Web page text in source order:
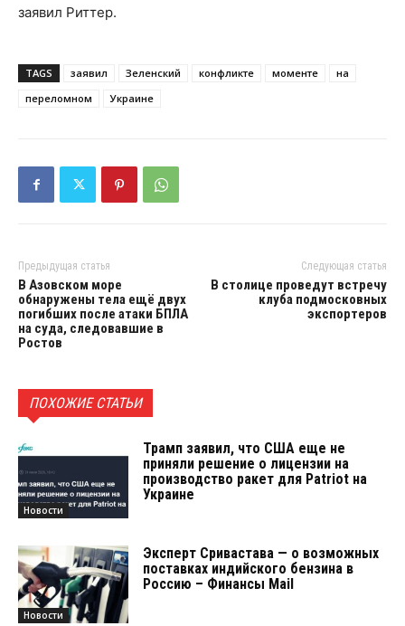
заявил Риттер.
TAGS заявил Зеленский конфликте моменте
на
переломном
Украине
Предыдущая статья
В Азовском море
обнаружены тела ещё двух
погибших после атаки БПЛА
на суда, следовавшие в
Ростов
Следующая статья
В столице проведут встречу
клуба подмосковных
экспортеров
ПОХОЖИЕ СТАТЬИ
Новости
Трамп заявил, что США еще не
приняли решение о лицензии на
производство ракет для Patriot на
Украине
Новости
Эксперт Сривастава — о возможных
поставках индийского бензина в
Россию – Финансы Mail